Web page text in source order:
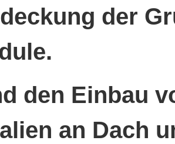
der
den Einbau
an Dach